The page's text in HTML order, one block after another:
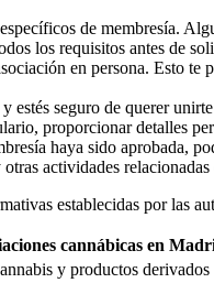
de membresía.
los requisitos antes de
en persona. Esto
estés seguro de querer
proporcionar detalles
haya sido aprobada,
actividades
establecidas por las
cannábicas en
y productos derivados